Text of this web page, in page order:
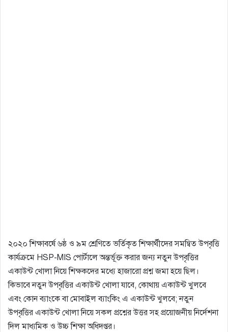
২০২০ শিক্ষাবর্ষে ৬ষ্ঠ ও ৯ম শ্রেণিতে ভর্তিকৃত শিক্ষার্থীদের সমন্বিত উপবৃত্তি
কার্যক্রমে HSP-MIS পোর্টালে অন্তর্ভূক্ত করার জন্য নতুন উপবৃত্তির
একাউন্ট খোলা নিয়ে শিক্ষকদের মধ্যে হাজারো প্রশ্ন জমা হয়ে ছিল।
কিভাবে নতুন উপবৃত্তির একাউন্ট খোলা যাবে, কোথায় একাউন্ট খুলবে
এবং কোন ব্যাংকে বা মোবাইল ব্যাংকিং এ একাউন্ট খুলবে; নতুন
উপবৃত্তির একাউন্ট খোলা নিয়ে সকল প্রশ্নের উত্তর সহ প্রয়োজনীয় নির্দেশনা
দিল মাধ্যমিক ও উচ্চ শিক্ষা অধিদপ্তর।